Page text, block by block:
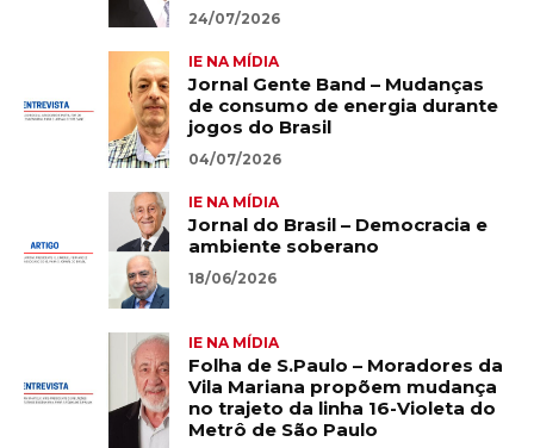
24/07/2026
IE NA MÍDIA
Jornal Gente Band – Mudanças
de consumo de energia durante
jogos do Brasil
04/07/2026
IE NA MÍDIA
Jornal do Brasil – Democracia e
ambiente soberano
18/06/2026
IE NA MÍDIA
Folha de S.Paulo – Moradores da
Vila Mariana propõem mudança
no trajeto da linha 16-Violeta do
Metrô de São Paulo